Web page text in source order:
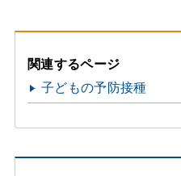
関連するページ
子どもの予防接種